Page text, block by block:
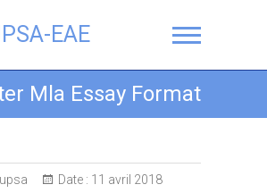
EAE
Mla Essay Format
upsa Date : 11 avril 2018